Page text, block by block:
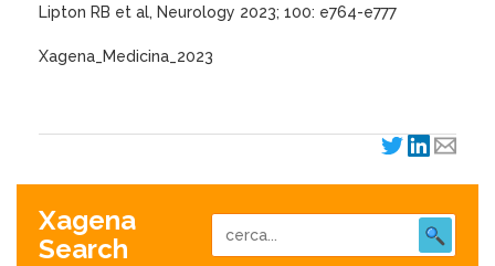
Lipton RB et al, Neurology 2023; 100: e764-e777
Xagena_Medicina_2023
Xagena
Search